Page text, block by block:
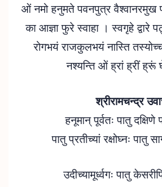
ओं नमो हनुमते पवनपुत्र वैश्वानरमुख
का आज्ञा फुरे स्वाहा । स्वगृहे द्वारे
रोगभयं राजकुलभयं नास्ति
नश्यन्ति ओं ह्रां ह्रीं ह्रूं
श्रीरामचन्द्र
हनूमान् पूर्वतः पातु दक्षिणे
पातु प्रतीच्यां रक्षोघ्नः पातु
उदीच्यामूर्ध्वगः पातु